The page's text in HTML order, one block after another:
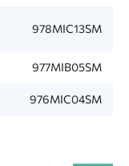
978MIC13SM
977MIB05SM
976MIC04SM